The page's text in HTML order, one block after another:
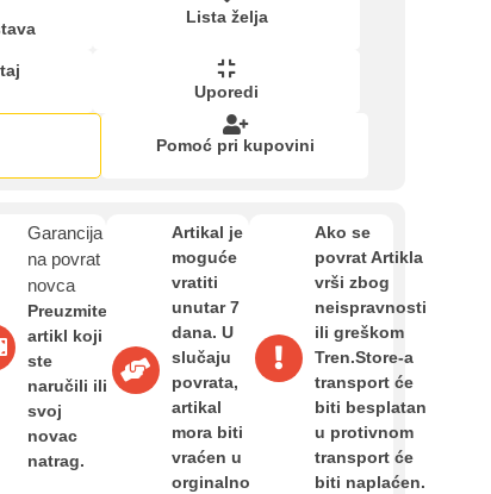
Lista želja
Uporedi
Pomoć pri kupovini
Garancija
na povrat
novca
Preuzmite
artikl koji
ste
naručili ili
svoj
novac
natrag.
Artikal je
moguće
vratiti
unutar 7
dana. U
slučaju
povrata,
artikal
mora biti
vraćen u
orginalnom
Ako se
povrat Artikla
vrši zbog
neispravnosti
ili greškom
Tren.Store-a
transport će
biti besplatan
u protivnom
transport će
biti naplaćen.
Zahtjev za reklamaciju
Privatnost kupca
Uvjeti i odredbe
ispod.
Sparkasse banka
MasterCard
Shop'n'Fun do 36 rata
Raiffeisen banka VISA
Magic Card do 36 rata